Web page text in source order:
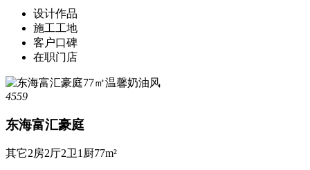
设计作品
施工工地
客户口碑
在职门店
4559
东海富汇豪庭
其它2房2厅2卫1厨77m²